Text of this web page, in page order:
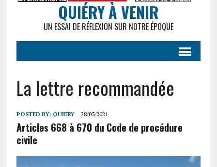
QUIÉRY À VENIR
UN ESSAI DE RÉFLEXION SUR NOTRE ÉPOQUE
La lettre recommandée
POSTED BY: QUIERY 28/05/2021
Articles 668 à 670 du Code de procédure
civile